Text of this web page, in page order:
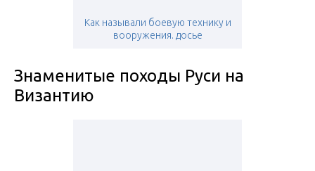
Как называли боевую технику и
вооружения. досье
Знаменитые походы Руси на
Византию